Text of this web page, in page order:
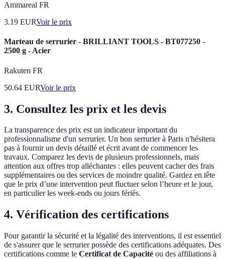
Ammareal FR
3.19 EURVoir le prix
Marteau de serrurier - BRILLIANT TOOLS - BT077250 -
2500 g - Acier
Rakuten FR
50.64 EURVoir le prix
3. Consultez les prix et les devis
La transparence des prix est un indicateur important du
professionnalisme d'un serrurier. Un bon serrurier à Paris n'hésitera
pas à fournir un devis détaillé et écrit avant de commencer les
travaux. Comparez les devis de plusieurs professionnels, mais
attention aux offres trop alléchantes : elles peuvent cacher des frais
supplémentaires ou des services de moindre qualité. Gardez en tête
que le prix d’une intervention peut fluctuer selon l’heure et le jour,
en particulier les week-ends ou jours fériés.
4. Vérification des certifications
Pour garantir la sécurité et la légalité des interventions, il est essentiel
de s'assurer que le serrurier possède des certifications adéquates. Des
certifications comme le Certificat de Capacité ou des affiliations à